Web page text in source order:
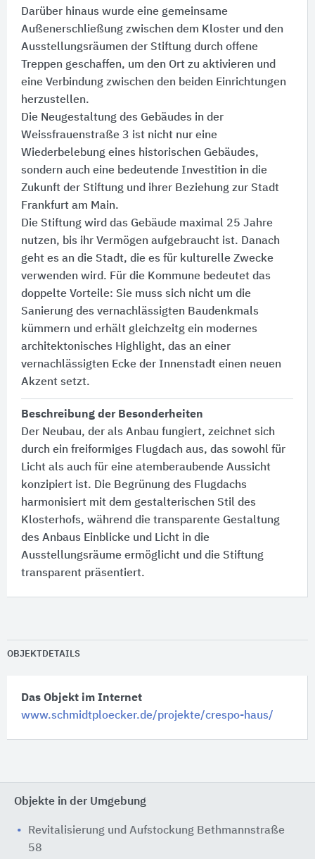
Darüber hinaus wurde eine gemeinsame
Außenerschließung zwischen dem Kloster und den
Ausstellungsräumen der Stiftung durch offene
Treppen geschaffen, um den Ort zu aktivieren und
eine Verbindung zwischen den beiden Einrichtungen
herzustellen.
Die Neugestaltung des Gebäudes in der
Weissfrauenstraße 3 ist nicht nur eine
Wiederbelebung eines historischen Gebäudes,
sondern auch eine bedeutende Investition in die
Zukunft der Stiftung und ihrer Beziehung zur Stadt
Frankfurt am Main.
Die Stiftung wird das Gebäude maximal 25 Jahre
nutzen, bis ihr Vermögen aufgebraucht ist. Danach
geht es an die Stadt, die es für kulturelle Zwecke
verwenden wird. Für die Kommune bedeutet das
doppelte Vorteile:​ Sie muss sich nicht um die
Sanierung des vernachlässigten Baudenkmals
kümmern und erhält gleichzeitg ein modernes
architektonisches Highlight, das an einer
vernachlässigten Ecke der Innenstadt einen neuen
Akzent setzt.
Beschreibung der Besonderheiten
Der Neubau, der als Anbau fungiert, zeichnet sich
durch ein freiformiges Flugdach aus, das sowohl für
Licht als auch für eine atemberaubende Aussicht
konzipiert ist. Die Begrünung des Flugdachs
harmonisiert mit dem gestalterischen Stil des
Klosterhofs, während die transparente Gestaltung
des Anbaus Einblicke und Licht in die
Ausstellungsräume ermöglicht und die Stiftung
transparent präsentiert.
OBJEKTDETAILS
Das Objekt im Internet
www.schmidtploecker.de/projekte/crespo-haus/
Objekte in der Umgebung
Revitalisierung und Aufstockung Bethmannstraße
58